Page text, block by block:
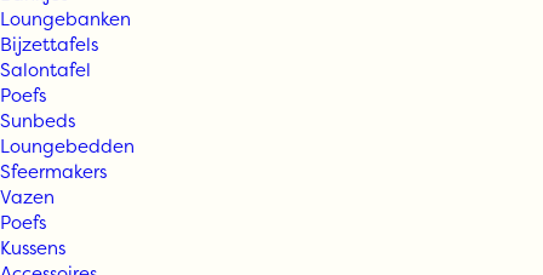
Loungebanken
Bijzettafels
Salontafel
Poefs
Sunbeds
Loungebedden
Sfeermakers
Vazen
Poefs
Kussens